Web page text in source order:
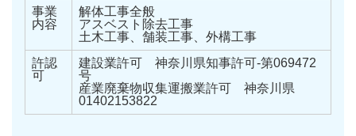
事業
内容
解体工事全般
アスベスト除去工事
土木工事、舗装工事、外構工事
許認
可
建設業許可 神奈川県知事許可-第069472
号
産業廃棄物収集運搬業許可 神奈川県
01402153822